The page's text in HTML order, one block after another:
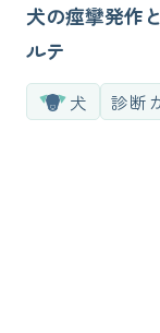
犬の痙攣発作
ルテ
犬 診断